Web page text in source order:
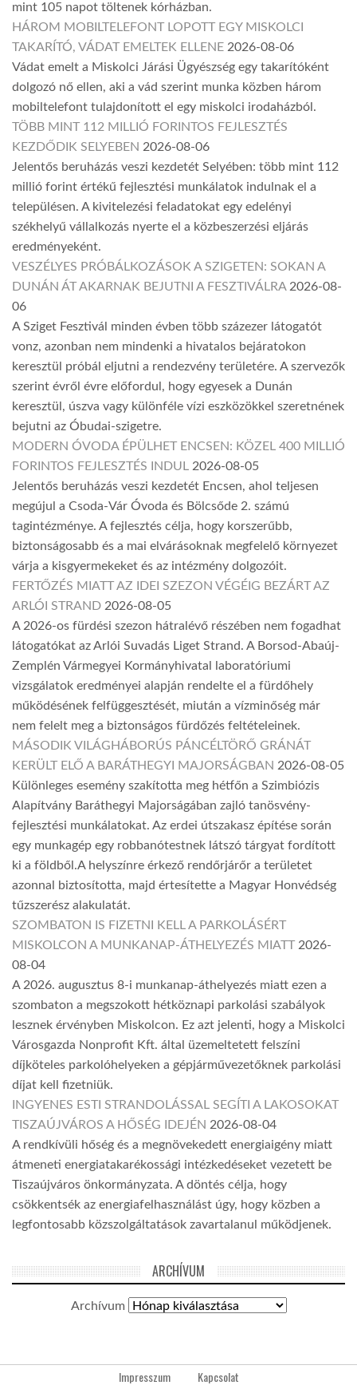
mint 105 napot töltenek kórházban.
HÁROM MOBILTELEFONT LOPOTT EGY MISKOLCI
TAKARÍTÓ, VÁDAT EMELTEK ELLENE 2026-08-06
Vádat emelt a Miskolci Járási Ügyészség egy takarítóként
dolgozó nő ellen, aki a vád szerint munka közben három
mobiltelefont tulajdonított el egy miskolci irodaházból.
TÖBB MINT 112 MILLIÓ FORINTOS FEJLESZTÉS
KEZDŐDIK SELYEBEN 2026-08-06
Jelentős beruházás veszi kezdetét Selyében: több mint 112
millió forint értékű fejlesztési munkálatok indulnak el a
településen. A kivitelezési feladatokat egy edelényi
székhelyű vállalkozás nyerte el a közbeszerzési eljárás
eredményeként.
VESZÉLYES PRÓBÁLKOZÁSOK A SZIGETEN: SOKAN A
DUNÁN ÁT AKARNAK BEJUTNI A FESZTIVÁLRA 2026-08-
06
A Sziget Fesztivál minden évben több százezer látogatót
vonz, azonban nem mindenki a hivatalos bejáratokon
keresztül próbál eljutni a rendezvény területére. A szervezők
szerint évről évre előfordul, hogy egyesek a Dunán
keresztül, úszva vagy különféle vízi eszközökkel szeretnének
bejutni az Óbudai-szigetre.
MODERN ÓVODA ÉPÜLHET ENCSEN: KÖZEL 400 MILLIÓ
FORINTOS FEJLESZTÉS INDUL 2026-08-05
Jelentős beruházás veszi kezdetét Encsen, ahol teljesen
megújul a Csoda-Vár Óvoda és Bölcsőde 2. számú
tagintézménye. A fejlesztés célja, hogy korszerűbb,
biztonságosabb és a mai elvárásoknak megfelelő környezet
várja a kisgyermekeket és az intézmény dolgozóit.
FERTŐZÉS MIATT AZ IDEI SZEZON VÉGÉIG BEZÁRT AZ
ARLÓI STRAND 2026-08-05
A 2026-os fürdési szezon hátralévő részében nem fogadhat
látogatókat az Arlói Suvadás Liget Strand. A Borsod-Abaúj-
Zemplén Vármegyei Kormányhivatal laboratóriumi
vizsgálatok eredményei alapján rendelte el a fürdőhely
működésének felfüggesztését, miután a vízminőség már
nem felelt meg a biztonságos fürdőzés feltételeinek.
MÁSODIK VILÁGHÁBORÚS PÁNCÉLTÖRŐ GRÁNÁT
KERÜLT ELŐ A BARÁTHEGYI MAJORSÁGBAN 2026-08-05
Különleges esemény szakította meg hétfőn a Szimbiózis
Alapítvány Baráthegyi Majorságában zajló tanösvény-
fejlesztési munkálatokat. Az erdei útszakasz építése során
egy munkagép egy robbanótestnek látszó tárgyat fordított
ki a földből.A helyszínre érkező rendőrjárőr a területet
azonnal biztosította, majd értesítette a Magyar Honvédség
tűzszerész alakulatát.
SZOMBATON IS FIZETNI KELL A PARKOLÁSÉRT
MISKOLCON A MUNKANAP-ÁTHELYEZÉS MIATT 2026-
08-04
A 2026. augusztus 8-i munkanap-áthelyezés miatt ezen a
szombaton a megszokott hétköznapi parkolási szabályok
lesznek érvényben Miskolcon. Ez azt jelenti, hogy a Miskolci
Városgazda Nonprofit Kft. által üzemeltetett felszíni
díjköteles parkolóhelyeken a gépjárművezetőknek parkolási
díjat kell fizetniük.
INGYENES ESTI STRANDOLÁSSAL SEGÍTI A LAKOSOKAT
TISZAÚJVÁROS A HŐSÉG IDEJÉN 2026-08-04
A rendkívüli hőség és a megnövekedett energiaigény miatt
átmeneti energiatakarékossági intézkedéseket vezetett be
Tiszaújváros önkormányzata. A döntés célja, hogy
csökkentsék az energiafelhasználást úgy, hogy közben a
legfontosabb közszolgáltatások zavartalanul működjenek.
ARCHÍVUM
Archívum
Impresszum Kapcsolat